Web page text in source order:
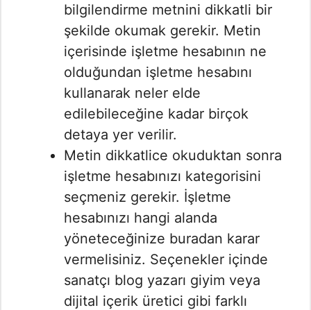
bilgilendirme metnini dikkatli bir
şekilde okumak gerekir. Metin
içerisinde işletme hesabının ne
olduğundan işletme hesabını
kullanarak neler elde
edilebileceğine kadar birçok
detaya yer verilir.
Metin dikkatlice okuduktan sonra
işletme hesabınızı kategorisini
seçmeniz gerekir. İşletme
hesabınızı hangi alanda
yöneteceğinize buradan karar
vermelisiniz. Seçenekler içinde
sanatçı blog yazarı giyim veya
dijital içerik üretici gibi farklı